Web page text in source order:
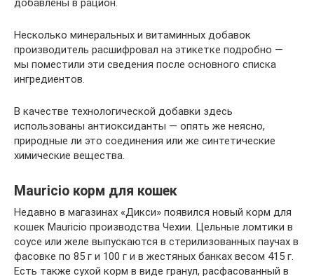
добавлены в рацион.
Несколько минеральных и витаминных добавок
производитель расшифровал на этикетке подробно —
мы поместили эти сведения после основного списка
ингредиентов.
В качестве технологической добавки здесь
использованы антиоксиданты — опять же неясно,
природные ли это соединения или же синтетические
химические вещества.
Mauricio корм для кошек
Недавно в магазинах «Дикси» появился новый корм для
кошек Mauricio производства Чехии. Цельные ломтики в
соусе или желе выпускаются в стерилизованных паучах в
фасовке по 85 г и 100 г и в жестяных банках весом 415 г.
Есть также сухой корм в виде гранул, расфасованный в